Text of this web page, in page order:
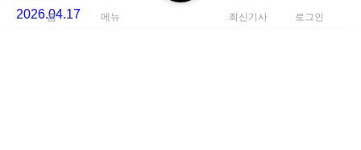
홈 메뉴 최신기사 로그인
2026.04.17